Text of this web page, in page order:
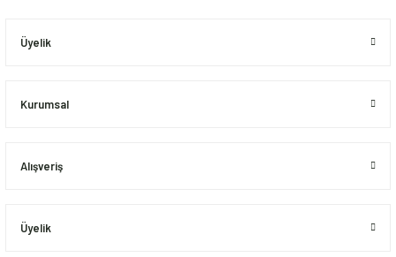
Üyelik
Kurumsal
Alışveriş
Üyelik